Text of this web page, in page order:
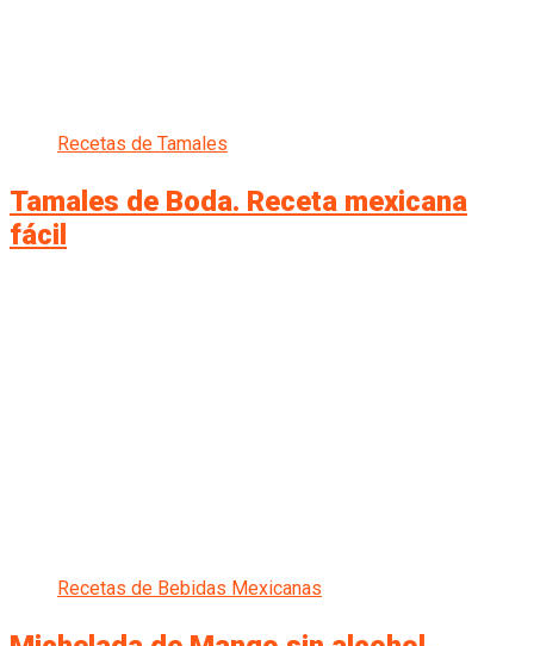
Recetas de Tamales
Tamales de Boda. Receta mexicana
fácil
Recetas de Bebidas Mexicanas